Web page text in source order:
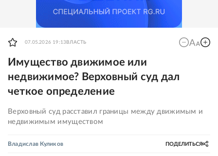
07.05.2026 19:13 ВЛАСТЬ
Имущество движимое или
недвижимое? Верховный суд дал
четкое определение
Верховный суд расставил границы между движимым и
недвижимым имуществом
Владислав Куликов ПОДЕЛИТЬСЯ